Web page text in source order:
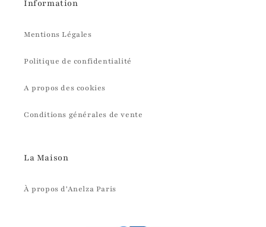
Information
Mentions Légales
Politique de confidentialité
A propos des cookies
Conditions générales de vente
La Maison
À propos d'Anelza Paris